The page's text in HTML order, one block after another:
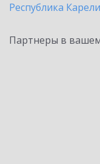
Республика
Партнеры в